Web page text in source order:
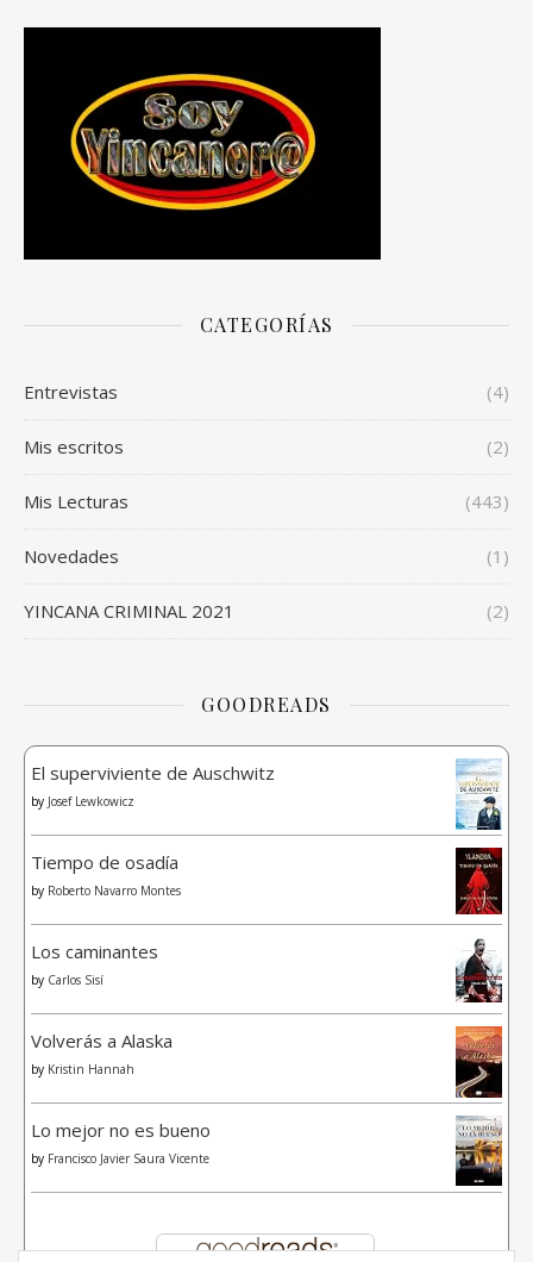
CATEGORÍAS
Entrevistas (4)
Mis escritos (2)
Mis Lecturas (443)
Novedades (1)
YINCANA CRIMINAL 2021 (2)
GOODREADS
El superviviente de Auschwitz
by Josef Lewkowicz
Tiempo de osadía
by Roberto Navarro Montes
Los caminantes
by Carlos Sisí
Volverás a Alaska
by Kristin Hannah
Lo mejor no es bueno
by Francisco Javier Saura Vicente